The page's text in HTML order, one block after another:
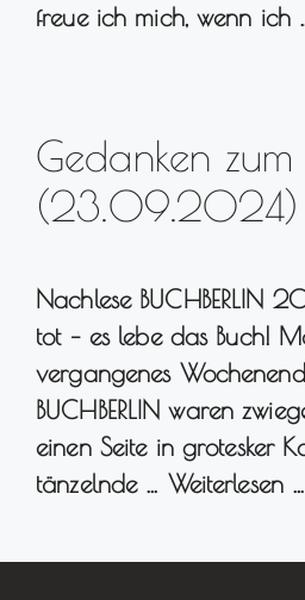
freue ich mich, wenn ich
Gedanken zum
(23.09.2024)
Nachlese BUCHBERLIN
tot – es lebe das Buch!
vergangenes
BUCHBERLIN waren
einen Seite in grotesker
tänzelnde … Weiterlesen …